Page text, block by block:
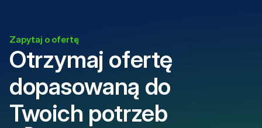
Zapytaj o ofertę
Otrzymaj ofertę
dopasowaną do
Twoich potrzeb